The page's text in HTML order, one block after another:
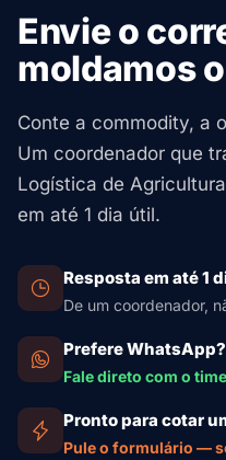
Envie o
moldamos
Conte a commodity, a
Um coordenador que
Logística de
em até 1 dia útil.
Resposta em até 1
De um coordenador,
Prefere WhatsApp?
Fale direto com o time
Pronto para cotar
Pule o formulário —